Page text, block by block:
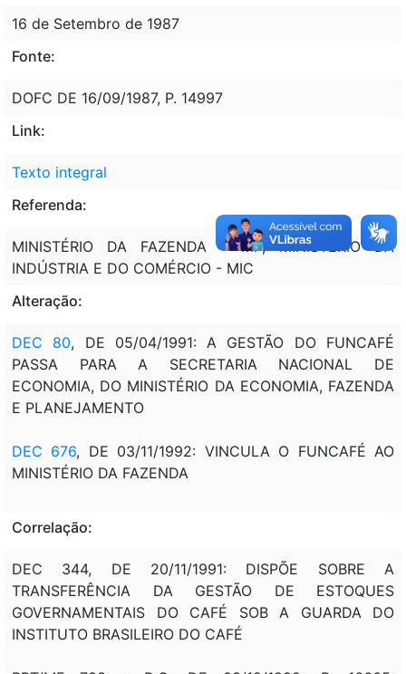
16 de Setembro de 1987
Fonte:
DOFC DE 16/09/1987, P. 14997
Link:
Texto integral
Referenda:
MINISTÉRIO DA FAZENDA - MF; MINISTÉRIO DA
INDÚSTRIA E DO COMÉRCIO - MIC
Alteração:
DEC 80, DE 05/04/1991: A GESTÃO DO FUNCAFÉ
PASSA PARA A SECRETARIA NACIONAL DE
ECONOMIA, DO MINISTÉRIO DA ECONOMIA, FAZENDA
E PLANEJAMENTO
DEC 676, DE 03/11/1992: VINCULA O FUNCAFÉ AO
MINISTÉRIO DA FAZENDA
Correlação:
DEC 344, DE 20/11/1991: DISPÕE SOBRE A
TRANSFERÊNCIA DA GESTÃO DE ESTOQUES
GOVERNAMENTAIS DO CAFÉ SOB A GUARDA DO
INSTITUTO BRASILEIRO DO CAFÉ